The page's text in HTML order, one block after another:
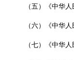
（五）《中华
（六）《中华
（七）《中华